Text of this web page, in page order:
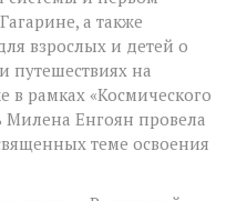
а также
взрослых и детей о
путешествиях на
в рамках «Космического
Милена Енгоян провела
теме освоения